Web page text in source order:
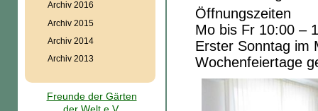
Öffnungszeiten
Mo bis Fr 10:00 –
Erster Sonntag im
Wochenfeiertage
Archiv 2016
Archiv 2015
Archiv 2014
Archiv 2013
Freunde der Gärten